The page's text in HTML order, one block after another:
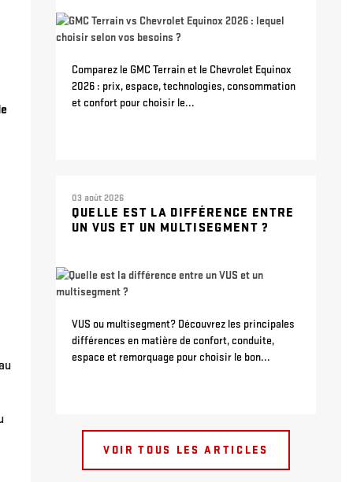
Comparez le GMC Terrain et le Chevrolet Equinox
2026 : prix, espace, technologies, consommation
et confort pour choisir le...
03 août 2026
QUELLE EST LA DIFFÉRENCE ENTRE
UN VUS ET UN MULTISEGMENT ?
VUS ou multisegment? Découvrez les principales
différences en matière de confort, conduite,
espace et remorquage pour choisir le bon...
VOIR TOUS LES ARTICLES